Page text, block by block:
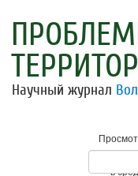
Научный журнал
* - в